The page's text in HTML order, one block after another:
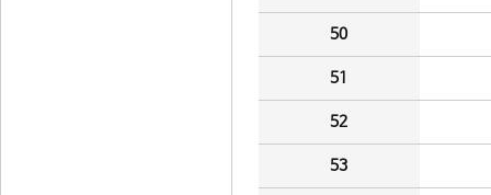
50
51
52
53